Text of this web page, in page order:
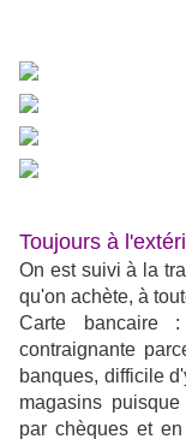
Toujours à
On est suivi à la
qu'on achète, à
Carte bancaire
contraignante
banques, difficile
magasins
par chèques et